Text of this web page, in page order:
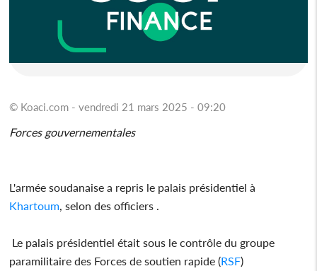
© Koaci.com - vendredi 21 mars 2025 - 09:20
Forces gouvernementales
L'armée soudanaise a repris le palais présidentiel à
Khartoum , selon des officiers .
Le palais présidentiel était sous le contrôle du groupe
paramilitaire des Forces de soutien rapide (RSF)